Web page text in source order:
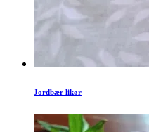
Jordbær likør